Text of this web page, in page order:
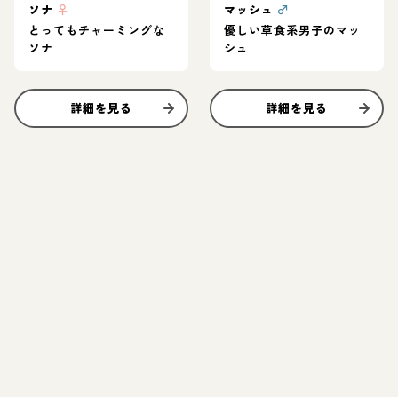
ソナ ♀
とってもチャーミングな
ソナ
詳細を見る
マッシュ ♂
優しい草食系男子のマッ
シュ
詳細を見る